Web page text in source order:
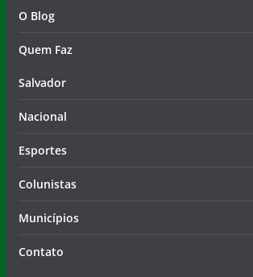
O Blog
Quem Faz
Salvador
Nacional
Esportes
Colunistas
Municípios
Contato